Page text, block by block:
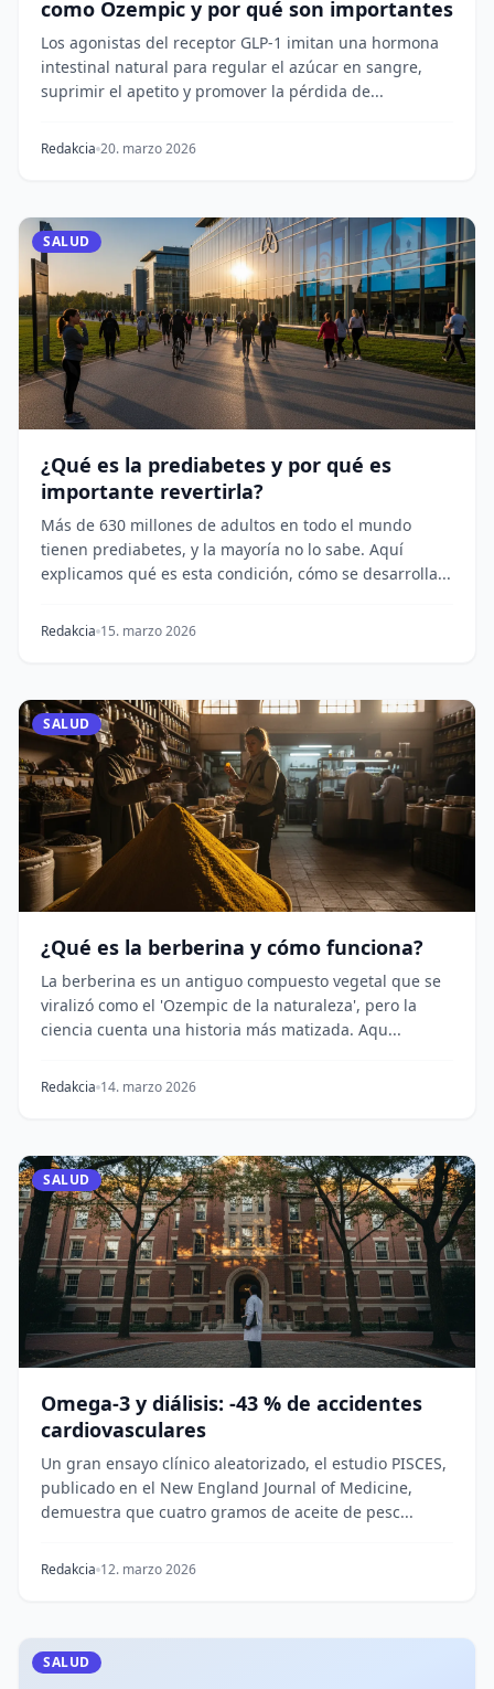
como Ozempic y por qué son importantes
Los agonistas del receptor GLP-1 imitan una hormona
intestinal natural para regular el azúcar en sangre,
suprimir el apetito y promover la pérdida de...
Redakcia 20. marzo 2026
SALUD
¿Qué es la prediabetes y por qué es
importante revertirla?
Más de 630 millones de adultos en todo el mundo
tienen prediabetes, y la mayoría no lo sabe. Aquí
explicamos qué es esta condición, cómo se desarrolla...
Redakcia 15. marzo 2026
SALUD
¿Qué es la berberina y cómo funciona?
La berberina es un antiguo compuesto vegetal que se
viralizó como el 'Ozempic de la naturaleza', pero la
ciencia cuenta una historia más matizada. Aqu...
Redakcia 14. marzo 2026
SALUD
Omega-3 y diálisis: -43 % de accidentes
cardiovasculares
Un gran ensayo clínico aleatorizado, el estudio PISCES,
publicado en el New England Journal of Medicine,
demuestra que cuatro gramos de aceite de pesc...
Redakcia 12. marzo 2026
SALUD